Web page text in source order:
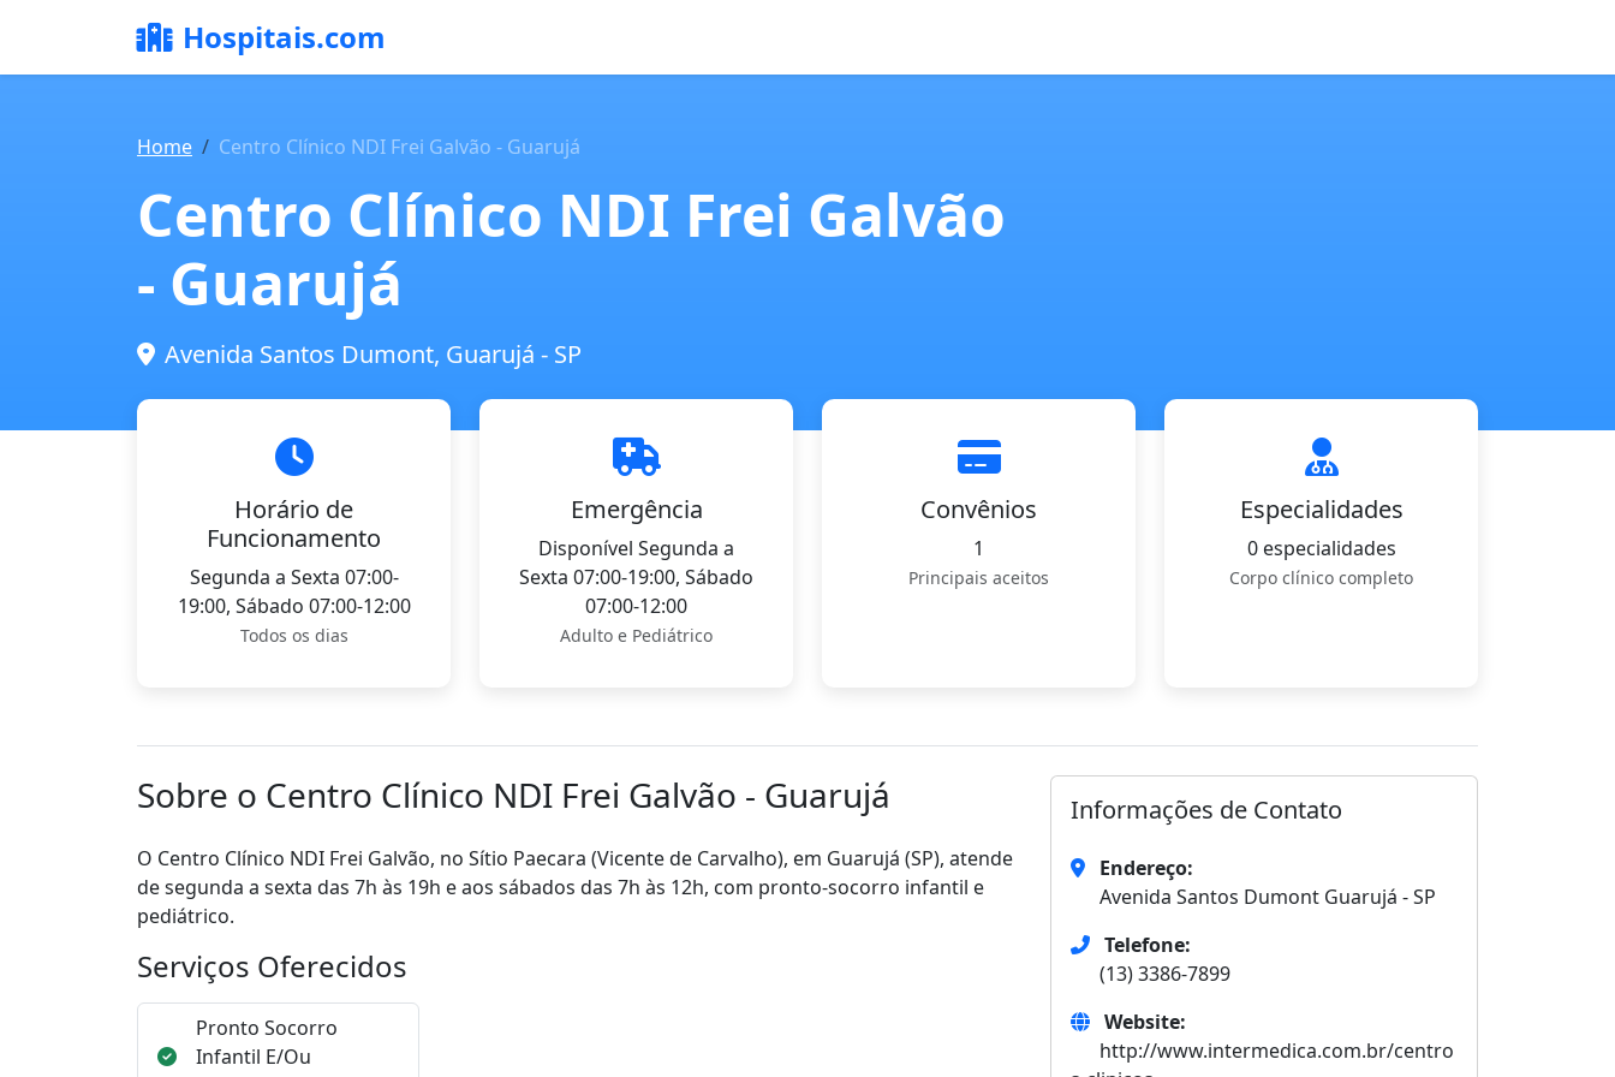
Hospitais.com
Home Centro Clínico NDI Frei Galvão - Guarujá
Centro Clínico NDI Frei Galvão
- Guarujá
Avenida Santos Dumont, Guarujá - SP
Horário de
Funcionamento
Segunda a Sexta 07:00-
19:00, Sábado 07:00-12:00
Todos os dias
Emergência
Disponível Segunda a
Sexta 07:00-19:00, Sábado
07:00-12:00
Adulto e Pediátrico
Convênios
1
Principais aceitos
Especialidades
0 especialidades
Corpo clínico completo
Sobre o Centro Clínico NDI Frei Galvão - Guarujá
O Centro Clínico NDI Frei Galvão, no Sítio Paecara (Vicente de Carvalho), em Guarujá (SP), atende
de segunda a sexta das 7h às 19h e aos sábados das 7h às 12h, com pronto-socorro infantil e
pediátrico.
Serviços Oferecidos
Pronto Socorro
Infantil E/Ou
Informações de Contato
Endereço:
Avenida Santos Dumont Guarujá - SP
Telefone:
(13) 3386-7899
Website:
http://www.intermedica.com.br/centro